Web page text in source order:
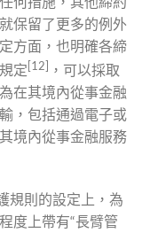
保留了更多的例外
方面，也明確各締
定[12] ，可以採取
在其境內從事金融
，包括通過電子或
境內從事金融服務
規則的設定上，為
度上帶有“長臂管